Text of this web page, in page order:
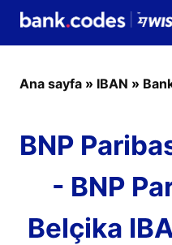
Ana sayfa » IBAN »
BNP
- BNP
Belçika